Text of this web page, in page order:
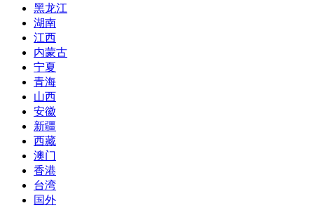
黑龙江
湖南
江西
内蒙古
宁夏
青海
山西
安徽
新疆
西藏
澳门
香港
台湾
国外